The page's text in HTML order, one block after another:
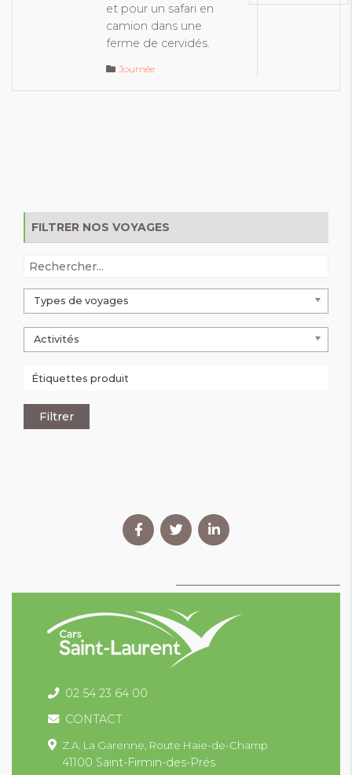
et pour un safari en
camion dans une
ferme de cervidés.
Journée
FILTRER NOS VOYAGES
Types de voyages
Activités
02 54 23 64 00
CONTACT
Z.A. La Garenne, Route Haie-de-Champ
41100 Saint-Firmin-des-Prés